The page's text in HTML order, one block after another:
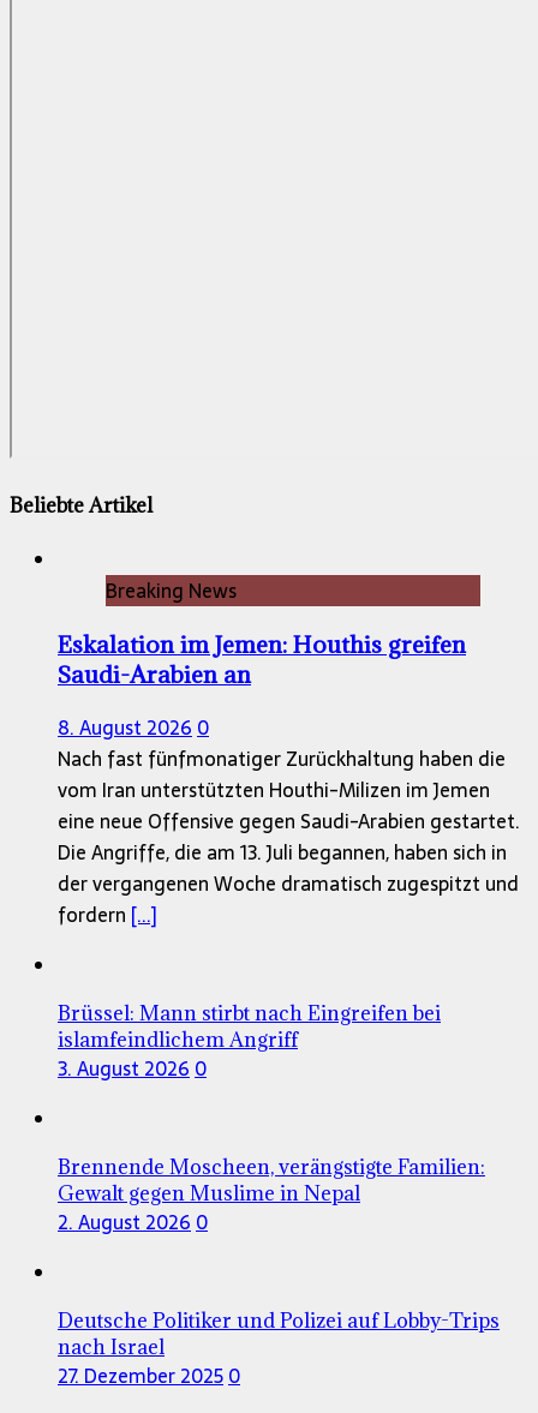
Beliebte Artikel
Breaking News
Eskalation im Jemen: Houthis greifen
Saudi-Arabien an
8. August 2026 0
Nach fast fünfmonatiger Zurückhaltung haben die
vom Iran unterstützten Houthi-Milizen im Jemen
eine neue Offensive gegen Saudi-Arabien gestartet.
Die Angriffe, die am 13. Juli begannen, haben sich in
der vergangenen Woche dramatisch zugespitzt und
fordern [...]
Brüssel: Mann stirbt nach Eingreifen bei
islamfeindlichem Angriff
3. August 2026 0
Brennende Moscheen, verängstigte Familien:
Gewalt gegen Muslime in Nepal
2. August 2026 0
Deutsche Politiker und Polizei auf Lobby-Trips
nach Israel
27. Dezember 20250